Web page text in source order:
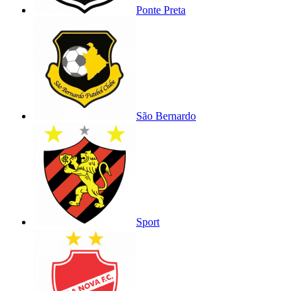
Ponte Preta
São Bernardo
Sport